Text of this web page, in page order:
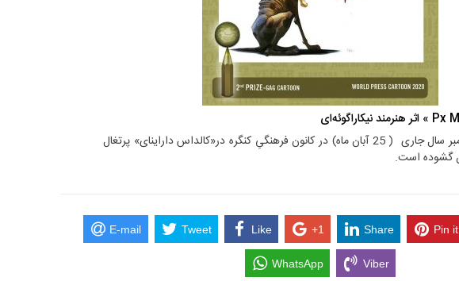
Px » اثر هنرمند نیکاراگوئه‌ای
نمایشگاه تا ۱۵ نوامبر سال جاری ( 25 آبان ماه) در کانون فرهنگیِ کنگره در«کالداس داراینای» پرتغال
گشوده است.
E-mail Tweet Like +1 Share Pin it
WhatsApp Viber